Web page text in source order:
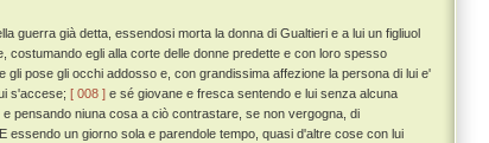
guerra già detta, essendosi morta la donna di Gualtieri e a lui un figliuol
costumando egli alla corte delle donne predette e con loro spesso
gli pose gli occhi addosso e, con grandissima affezione la persona di lui e'
s'accese; [ 008 ] e sé giovane e fresca sentendo e lui senza alcuna
pensando niuna cosa a ciò contrastare, se non vergogna, di
E essendo un giorno sola e parendole tempo, quasi d'altre cose con lui